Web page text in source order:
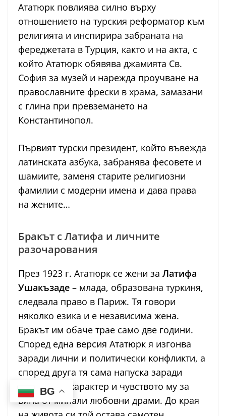
Ататюрк повлиява силно върху
отношението на турския реформатор към
религията и инспирира забраната на
фереджетата в Турция, както и на акта, с
който Ататюрк обявява джамията Св.
София за музей и нарежда проучване на
православните фрески в храма, замазани
с глина при превземането на
Константинопол.
Първият турски президент, който въвежда
латинската азбука, забранява фесовете и
шамиите, заменя старите религиозни
фамилии с модерни имена и дава права
на жените…
Бракът с Латифа и личните
разочарования
През 1923 г. Ататюрк се жени за Латифа
Ушакъзаде – млада, образована туркиня,
следвала право в Париж. Тя говори
няколко езика и е независима жена.
Бракът им обаче трае само две години.
Според една версия Ататюрк я изгонва
заради лични и политически конфликти, а
според друга тя сама напуска заради
трудния му характер и чувството му за
вина от минали любовни драми. До края
BG